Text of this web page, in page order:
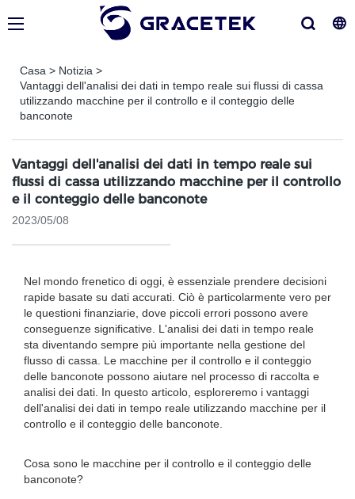
Casa > Notizia >
Vantaggi dell'analisi dei dati in tempo reale sui flussi di cassa
utilizzando macchine per il controllo e il conteggio delle
banconote
Vantaggi dell'analisi dei dati in tempo reale sui
flussi di cassa utilizzando macchine per il controllo
e il conteggio delle banconote
2023/05/08
Nel mondo frenetico di oggi, è essenziale prendere decisioni
rapide basate su dati accurati. Ciò è particolarmente vero per
le questioni finanziarie, dove piccoli errori possono avere
conseguenze significative. L'analisi dei dati in tempo reale
sta diventando sempre più importante nella gestione del
flusso di cassa. Le macchine per il controllo e il conteggio
delle banconote possono aiutare nel processo di raccolta e
analisi dei dati. In questo articolo, esploreremo i vantaggi
dell'analisi dei dati in tempo reale utilizzando macchine per il
controllo e il conteggio delle banconote.
Cosa sono le macchine per il controllo e il conteggio delle
banconote?